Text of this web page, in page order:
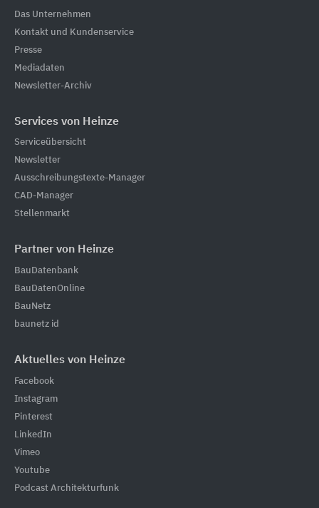
Das Unternehmen
Kontakt und Kundenservice
Presse
Mediadaten
Newsletter-Archiv
Services von Heinze
Serviceübersicht
Newsletter
Ausschreibungstexte-Manager
CAD-Manager
Stellenmarkt
Partner von Heinze
BauDatenbank
BauDatenOnline
BauNetz
baunetz id
Aktuelles von Heinze
Facebook
Instagram
Pinterest
LinkedIn
Vimeo
Youtube
Podcast Architekturfunk